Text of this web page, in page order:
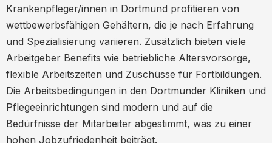
Krankenpfleger/innen in Dortmund profitieren von
wettbewerbsfähigen Gehältern, die je nach Erfahrung
und Spezialisierung variieren. Zusätzlich bieten viele
Arbeitgeber Benefits wie betriebliche Altersvorsorge,
flexible Arbeitszeiten und Zuschüsse für Fortbildungen.
Die Arbeitsbedingungen in den Dortmunder Kliniken und
Pflegeeinrichtungen sind modern und auf die
Bedürfnisse der Mitarbeiter abgestimmt, was zu einer
hohen Jobzufriedenheit beiträgt.